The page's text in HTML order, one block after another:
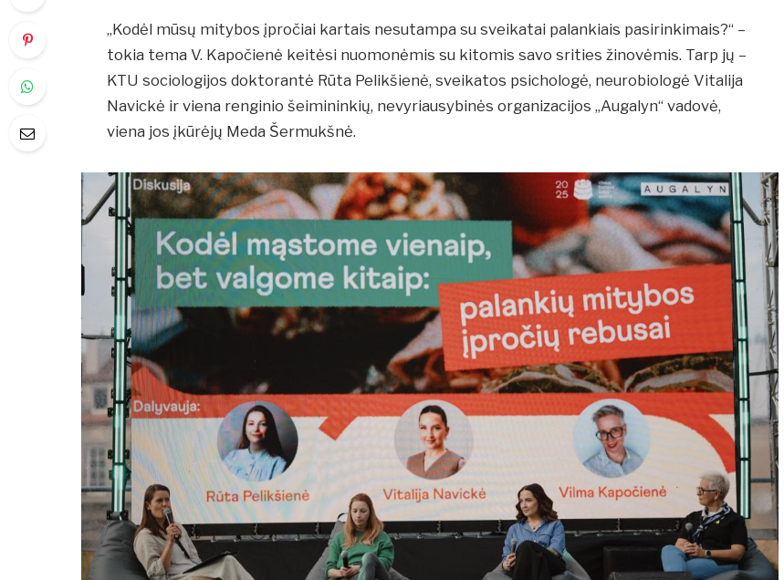
„Kodėl mūsų mitybos įpročiai kartais nesutampa su sveikatai palankiais pasirinkimais?“ –
tokia tema V. Kapočienė keitėsi nuomonėmis su kitomis savo srities žinovėmis. Tarp jų –
KTU sociologijos doktorantė Rūta Pelikšienė, sveikatos psichologė, neurobiologė Vitalija
Navickė ir viena renginio šeimininkių, nevyriausybinės organizacijos „Augalyn“ vadovė,
viena jos įkūrėjų Meda Šermukšnė.